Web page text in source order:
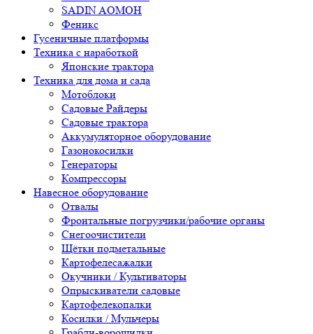
SADIN AOMOH
Феникс
Гусеничные платформы
Техника с наработкой
Японские трактора
Техника для дома и сада
Мотоблоки
Садовые Райдеры
Садовые трактора
Аккумуляторное оборудование
Газонокосилки
Генераторы
Компрессоры
Навесное оборудование
Отвалы
Фронтальные погрузчики/рабочие органы
Снегоочистители
Щётки подметальные
Картофелесажалки
Окучники / Культиваторы
Опрыскиватели садовые
Картофелекопалки
Косилки / Мульчеры